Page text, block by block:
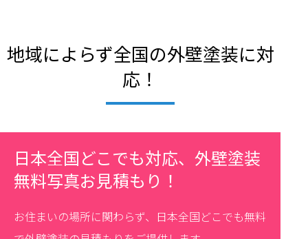
地域によらず全国の外壁塗装に対
応！
日本全国どこでも対応、外壁塗装
無料写真お見積もり！
お住まいの場所に関わらず、日本全国どこでも無料